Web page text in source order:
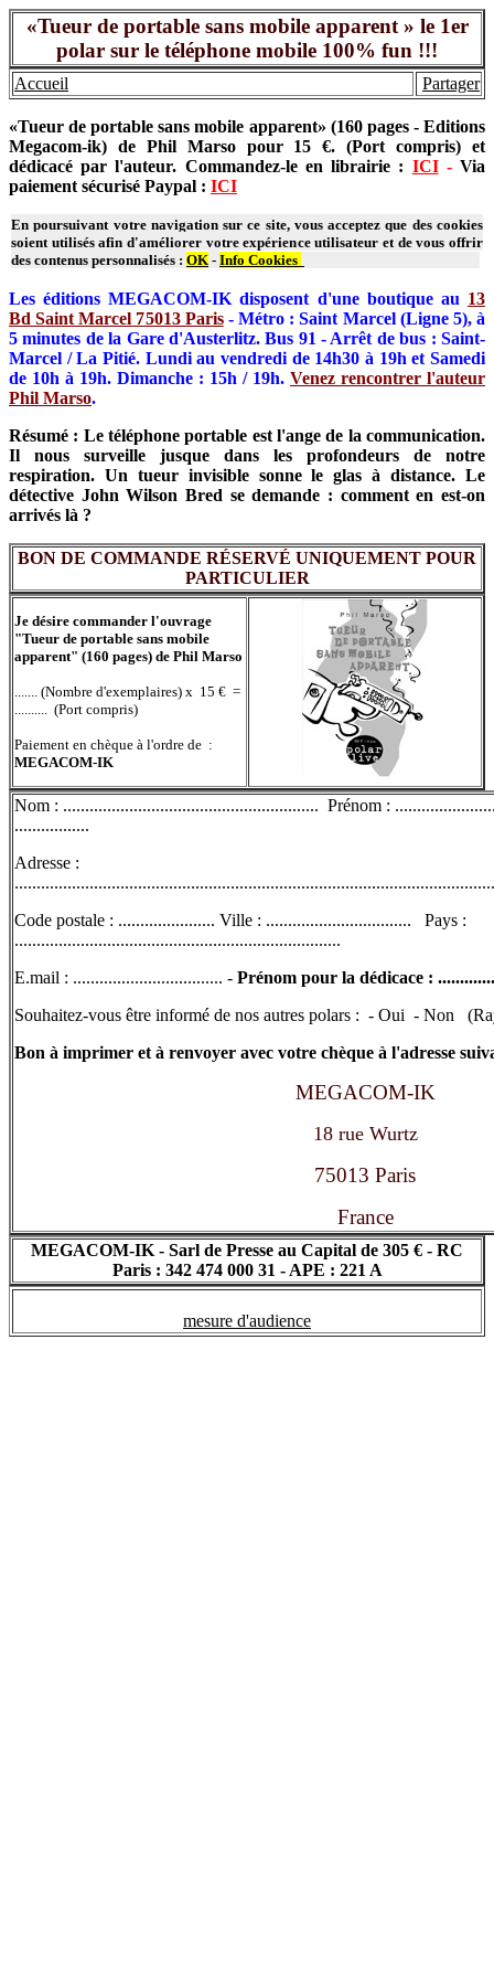
«Tueur de portable sans mobile apparent » le 1er
polar sur le téléphone mobile 100% fun !!!
Accueil Partager
«Tueur de portable sans mobile apparent» (160 pages - Editions
Megacom-ik) de Phil Marso pour 15 €. (Port compris) et
dédicacé par l'auteur. Commandez-le en librairie : ICI-Via
paiement sécurisé Paypal : ICI
En poursuivant votre navigation sur ce site, vous acceptez que des cookies
soient utilisés afin d'améliorer votre expérience utilisateur et de vous offrir
des contenus personnalisés : OK - Info Cookies
Les éditions MEGACOM-IK disposent d'une boutique au 13
Bd Saint Marcel 75013 Paris- Métro : Saint Marcel (Ligne 5), à
5 minutes de la Gare d'Austerlitz. Bus 91 - Arrêt de bus : Saint-
Marcel / La Pitié. Lundi au vendredi de 14h30 à 19h et Samedi
de 10h à 19h. Dimanche : 15h / 19h. Venez rencontrer l'auteur
Phil Marso.
Résumé : Le téléphone portable est l'ange de la communication.
Il nous surveille jusque dans les profondeurs de notre
respiration. Un tueur invisible sonne le glas à distance. Le
détective John Wilson Bred se demande : comment en est-on
arrivés là ?
BON DE COMMANDE RÉSERVÉ UNIQUEMENT POUR
PARTICULIER
Je désire commander l'ouvrage
"Tueur de portable sans mobile
apparent" (160 pages) de Phil Marso
....... (Nombre d'exemplaires) x 15 € =
.......... (Port compris)
Paiement en chèque à l'ordre de :
MEGACOM-IK
Nom : .......................................................... Prénom :
.................
Adresse :
Code postale : ...................... Ville : ................................. Pays :
..........................................................................
E.mail : .................................. - Prénom pour la dédicace :
Souhaitez-vous être informé de nos autres polars : - Oui - Non
Bon à imprimer et à renvoyer avec votre chèque à l'adresse
MEGACOM-IK
18 rue Wurtz
75013 Paris
France
MEGACOM-IK - Sarl de Presse au Capital de 305 € - RC
Paris : 342 474 000 31 - APE : 221 A
mesure d'audience